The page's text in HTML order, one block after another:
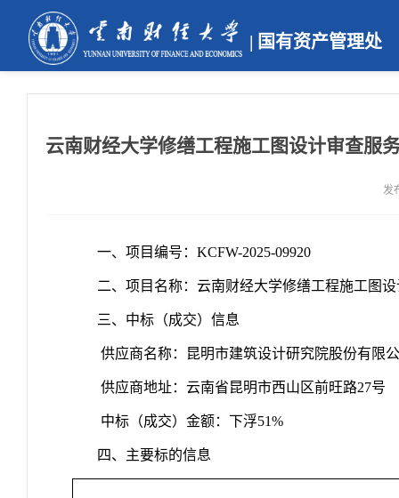
| 国有资产管理处
云南财经大学修缮工程施工图设计审查服
发
一、 项目编号 ：KCFW-2025-09920
二、项目名称： 云南财经大学修缮工程施工图
三、中标（成交）信息
供应商名称：昆明市建筑设计研究院股份有限
供应商地址：云南省昆明市西山区前旺路27号
中标（成交）金额：下浮51%
四、主要标的信息